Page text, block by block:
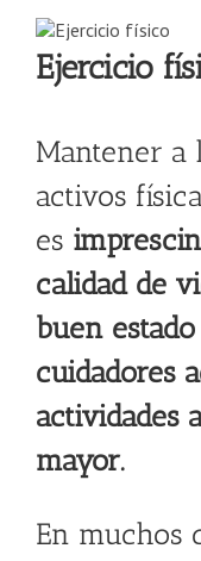
Ejercicio
Mantener a
activos
es
calidad de
buen
cuidadores
actividades
mayor.
En muchos